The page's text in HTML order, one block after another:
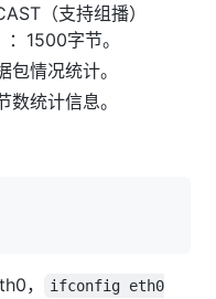
（支持组播）
1500字节。
情况统计。
统计信息。
，
ifconfig eth0